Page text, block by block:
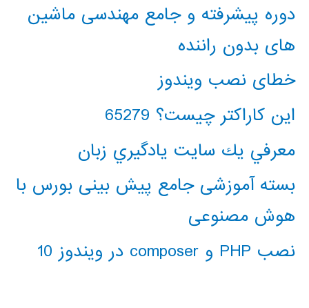
دوره پیشرفته و جامع مهندسی ماشین
های بدون راننده
خطای نصب ویندوز
این کاراکتر چیست؟ 65279
معرفي يك سايت يادگيري زبان
بسته آموزشی جامع پیش بینی بورس با
هوش مصنوعی
نصب PHP و composer در ویندوز 10